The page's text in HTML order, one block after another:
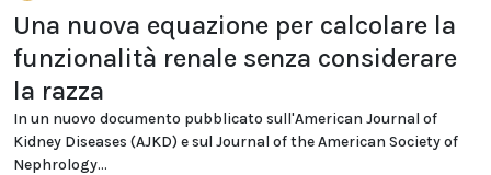
Una nuova equazione per calcolare la
funzionalità renale senza considerare
la razza
In un nuovo documento pubblicato sull'American Journal of
Kidney Diseases (AJKD) e sul Journal of the American Society of
Nephrology...